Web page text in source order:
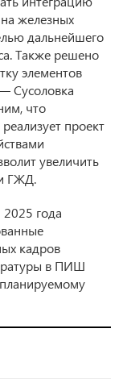
железных
дальнейшего
Также решено
элементов
Сусоловка
что
проект
увеличить
ГЖД.
года
кадров
в ПИШ